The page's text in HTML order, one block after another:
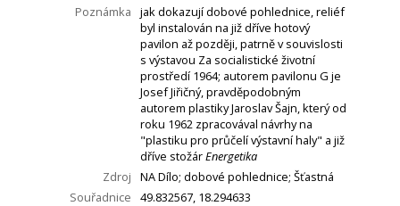
Poznámka
jak dokazují dobové pohlednice, reliéf
byl instalován na již dříve hotový
pavilon až později, patrně v souvislosti
s výstavou Za socialistické životní
prostředí 1964; autorem pavilonu G je
Josef Jiřičný, pravděpodobným
autorem plastiky Jaroslav Šajn, který od
roku 1962 zpracovával návrhy na
"plastiku pro průčelí výstavní haly" a již
dříve stožárEnergetika
Zdroj
NA Dílo; dobové pohlednice; Šťastná
Souřadnice
49.832567, 18.294633